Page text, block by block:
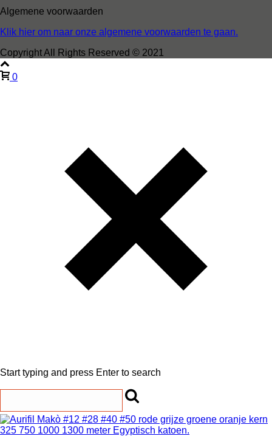
Algemene voorwaarden
Klik hier om naar onze algemene voorwaarden te gaan.
Copyright All Rights Reserved © 2021
0
Start typing and press Enter to search